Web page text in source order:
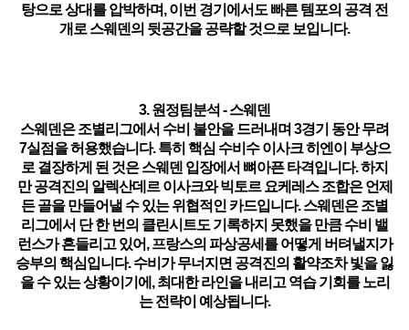
탕으로 상대를 압박하며, 이번 경기에서도 빠른 템포의 공격 전
개로 스웨덴의 뒷공간을 공략할 것으로 보입니다.
3. 원정팀분석 - 스웨덴
스웨덴은 조별리그에서 수비 불안을 드러내며 3경기 동안 무려
7실점을 허용했습니다. 특히 핵심 수비수이사크 히엔 이 부상으
로 결장하게 된 것은 스웨덴 입장에서 뼈아픈 타격입니다. 하지
만 공격진의 알렉산데르 이사크와빅토르 요케레스조합은 언제
든 골을 만들어낼 수 있는 위협적인 카드입니다. 스웨덴은 조별
리그에서 단 한 번의 클린시트도 기록하지 못했을 만큼 수비 밸
런스가 흔들리고 있어, 프랑스의 파상공세를 어떻게 버텨낼지가
승부의 핵심입니다. 수비가 무너지면 공격진의 활약조차 빛을 잃
을 수 있는 상황이기에, 최대한 라인을 내리고 역습 기회를 노리
는 전략이 예상됩니다.